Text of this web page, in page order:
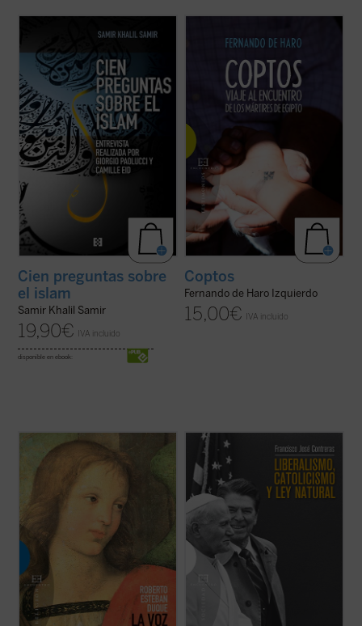
significativos acontecimientos --conflictos
terroristas, revueltas ciudadanas--
relacionados con la religión islámica que
han afectado de lleno a nuestras vidas.
Esto ...
(ver ficha)
Cien preguntas sobre
el islam
Samir Khalil Samir
19,90€ IVA incluido
disponible en ebook:
encuentros sobre el terreno, el periodista
Fernando de Haro nos acerca a la
actualidad y la historia de estos cristianos
de Oriente Próximo que, a pesar de la
persecución, persisten en su rechazo de la
Coptos
Fernando de Haro Izquierdo
15,00€ IVA incluido
Asistimos actualmente, dentro del ámbito
de la teología moral católica, a una
contraposición frecuente entre una moral
moral «pasiva», en la que priman la
El modelo político liberal ---caracterizado
por el gobierno limitado, los derechos
humanos y el libre mercado--- permitió a
Occidente construir a partir de 1800 las
sociedades más habitables de la historia. El
cristianismo jugó un papel ...(ver ficha)